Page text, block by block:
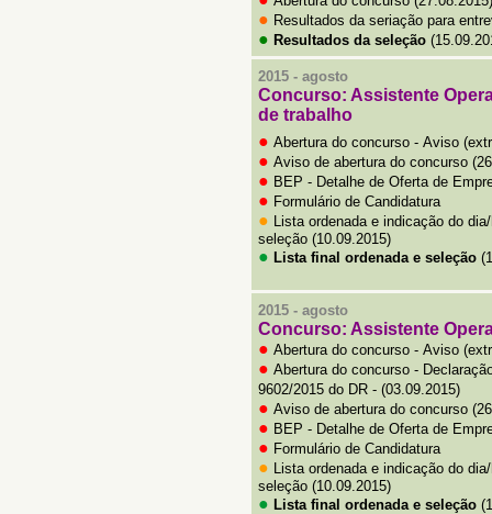
● Resultados da seriação para
● Resultados da seleção
2015 - agosto
Concurso: Assistente
de trabalho
● Abertura do concurso - Aviso
● Aviso de abertura do concurso
● BEP - Detalhe de Oferta de
● Formulário de Candidatura
● Lista ordenada e indicação do
seleção (10.09.2015)
● Lista final ordenada e seleção
2015 - agosto
Concurso: Assistente
● Abertura do concurso - Aviso
● Abertura do concurso -
9602/2015 do DR - (03.09.2015)
● Aviso de abertura do concurso
● BEP - Detalhe de Oferta de
● Formulário de Candidatura
● Lista ordenada e indicação do
seleção (10.09.2015)
● Lista final ordenada e seleção